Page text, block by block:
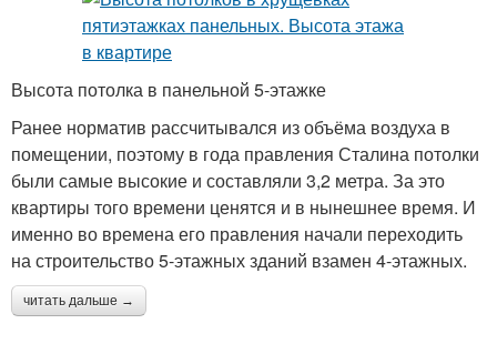
Высота потолка в панельной 5-этажке
Ранее норматив рассчитывался из объёма воздуха в
помещении, поэтому в года правления Сталина потолки
были самые высокие и составляли 3,2 метра. За это
квартиры того времени ценятся и в нынешнее время. И
именно во времена его правления начали переходить
на строительство 5-этажных зданий взамен 4-этажных.
читать дальше →